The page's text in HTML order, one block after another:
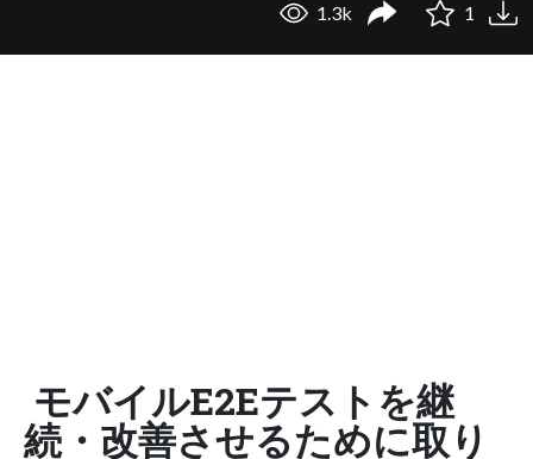
1.3k 1
モバイルE2Eテストを継
続・改善させるために取り